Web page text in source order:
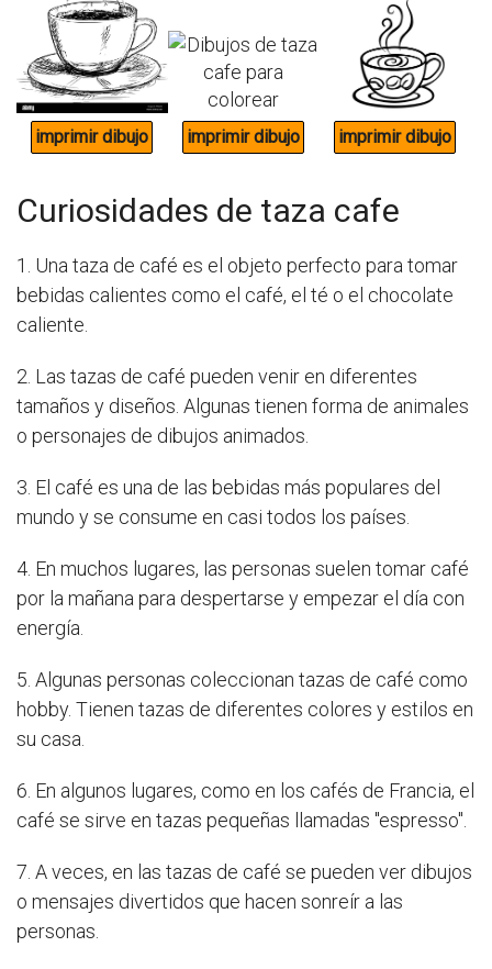
Curiosidades de taza cafe
1. Una taza de café es el objeto perfecto para tomar
bebidas calientes como el café, el té o el chocolate
caliente.
2. Las tazas de café pueden venir en diferentes
tamaños y diseños. Algunas tienen forma de animales
o personajes de dibujos animados.
3. El café es una de las bebidas más populares del
mundo y se consume en casi todos los países.
4. En muchos lugares, las personas suelen tomar café
por la mañana para despertarse y empezar el día con
energía.
5. Algunas personas coleccionan tazas de café como
hobby. Tienen tazas de diferentes colores y estilos en
su casa.
6. En algunos lugares, como en los cafés de Francia, el
café se sirve en tazas pequeñas llamadas "espresso".
7. A veces, en las tazas de café se pueden ver dibujos
o mensajes divertidos que hacen sonreír a las
personas.